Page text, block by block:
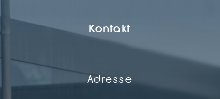
Kontakt
Adresse